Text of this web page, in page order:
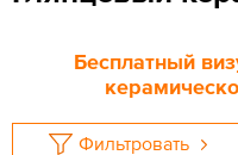
Бесплатный
Фильтровать